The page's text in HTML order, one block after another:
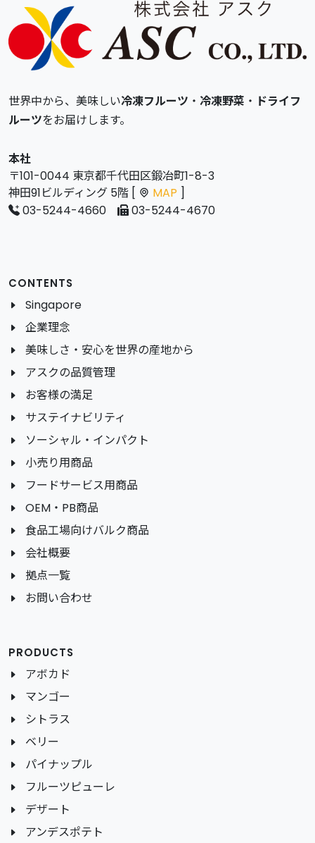
世界中から、美味しい冷凍フルーツ ・ 冷凍野菜 ・ ドライフ
ルーツをお届けします。
本社
〒101-0044 東京都千代田区鍛冶町1-8-3
神田91ビルディング 5階 [
MAP ]
03-5244-4660
03-5244-4670
CONTENTS
Singapore
企業理念
美味しさ・安心を世界の産地から
アスクの品質管理
お客様の満足
サステイナビリティ
ソーシャル・インパクト
小売り用商品
フードサービス用商品
OEM・PB商品
食品工場向けバルク商品
会社概要
拠点一覧
お問い合わせ
PRODUCTS
アボカド
マンゴー
シトラス
ベリー
パイナップル
フルーツピューレ
デザート
アンデスポテト